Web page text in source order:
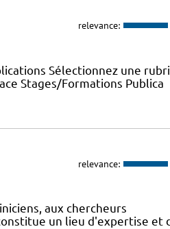
relevance:
Sélectionnez une
Stages/Formations Publica
relevance:
aux chercheurs
un lieu d'expertise et